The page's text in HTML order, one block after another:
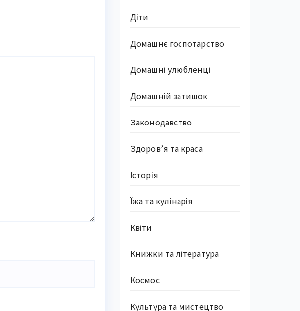
Діти
Домашнє госпотарство
Домашні улюбленці
Домашній затишок
Законодавство
Здоров’я та краса
Історія
Їжа та кулінарія
Квіти
Книжки та література
Космос
Культура та мистецтво